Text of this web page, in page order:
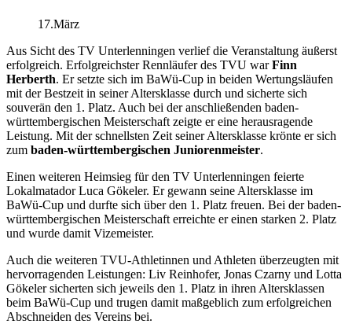
17.März
Aus Sicht des TV Unterlenningen verlief die Veranstaltung äußerst
erfolgreich. Erfolgreichster Rennläufer des TVU warFinn
Herberth. Er setzte sich im BaWü-Cup in beiden Wertungsläufen
mit der Bestzeit in seiner Altersklasse durch und sicherte sich
souverän den 1. Platz. Auch bei der anschließenden baden-
württembergischen Meisterschaft zeigte er eine herausragende
Leistung. Mit der schnellsten Zeit seiner Altersklasse krönte er sich
zum baden-württembergischen Juniorenmeister.
Einen weiteren Heimsieg für den TV Unterlenningen feierte
Lokalmatador Luca Gökeler. Er gewann seine Altersklasse im
BaWü-Cup und durfte sich über den 1. Platz freuen. Bei der baden-
württembergischen Meisterschaft erreichte er einen starken 2. Platz
und wurde damit Vizemeister.
Auch die weiteren TVU-Athletinnen und Athleten überzeugten mit
hervorragenden Leistungen: Liv Reinhofer, Jonas Czarny und Lotta
Gökeler sicherten sich jeweils den 1. Platz in ihren Altersklassen
beim BaWü-Cup und trugen damit maßgeblich zum erfolgreichen
Abschneiden des Vereins bei.